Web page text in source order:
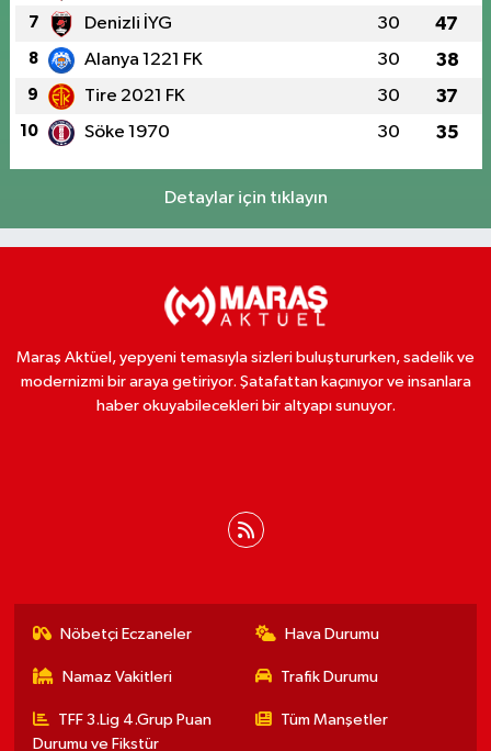
7 Denizli İYG 30 47
8 Alanya 1221 FK 30 38
9 Tire 2021 FK 30 37
10 Söke 1970 30 35
Detaylar için tıklayın
Maraş Aktüel, yepyeni temasıyla sizleri buluştururken, sadelik ve
modernizmi bir araya getiriyor. Şatafattan kaçınıyor ve insanlara
haber okuyabilecekleri bir altyapı sunuyor.
Nöbetçi Eczaneler Hava Durumu
Namaz Vakitleri Trafik Durumu
TFF 3.Lig 4.Grup Puan
Durumu ve Fikstür
Tüm Manşetler